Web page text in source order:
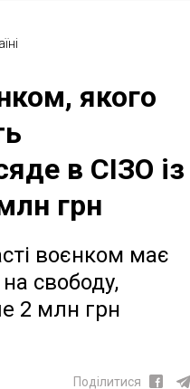
якого
в СІЗО із
грн
воєнком має
свободу,
2 млн грн
Поділитися